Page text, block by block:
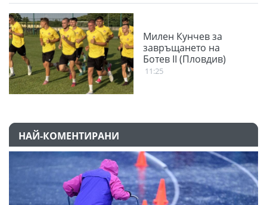
Милен Кунчев за
завръщането на
Ботев II (Пловдив)
11:25
НАЙ-КОМЕНТИРАНИ